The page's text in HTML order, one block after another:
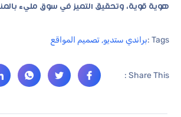
هوية قوية، وتحقيق التميز في سوق مليء
Tags : براندي ستديو, تصميم المواقع
Share This :